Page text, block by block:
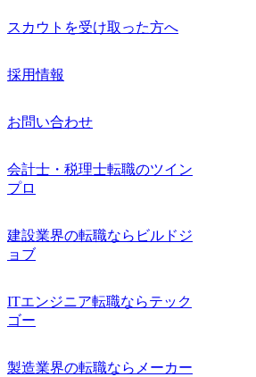
スカウトを受け取った方へ
採用情報
お問い合わせ
会計士・税理士転職のツイン
プロ
建設業界の転職ならビルドジ
ョブ
ITエンジニア転職ならテック
ゴー
製造業界の転職ならメーカー